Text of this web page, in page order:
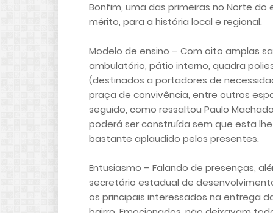
Bonfim, uma das primeiras no Norte
mérito, para a história local e regional.
Modelo de ensino – Com oito amplas
ambulatório, pátio interno, quadra
(destinados a portadores de
praça de convivência, entre outros
seguido, como ressaltou Paulo
poderá ser construída sem que esta
bastante aplaudido pelos presentes.
Entusiasmo – Falando de presenças,
secretário estadual de
os principais interessados na entrega